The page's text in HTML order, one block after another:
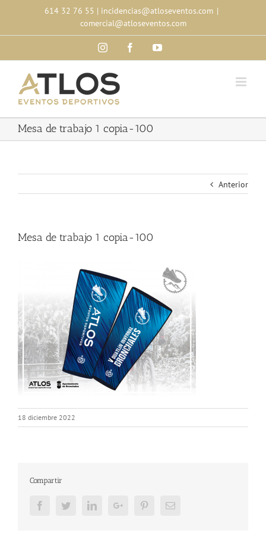
content
614 32 76 55 | incidencias@atloseventos.com |
comercial@atloseventos.com
InstagramFacebookYouTube
Mesa de trabajo 1 copia-100
Anterior
Mesa de trabajo 1 copia-100
18 diciembre 2022
Compartir
FacebookTwitterLinkedInGoogle+ PinterestEmail